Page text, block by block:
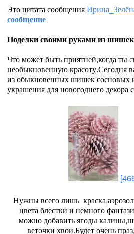
Это цитата сообщения
сообщение
Поделки своими руками из
Что может быть приятней,когда ты
необыкновенную красоту.Сегодня
из обыкновенных шишек сосновых
украшения для новогоднего декора
Нужны всего лишь
цвета блестки и немного
можно добавитьягоды
веточки хвои.Будет очень